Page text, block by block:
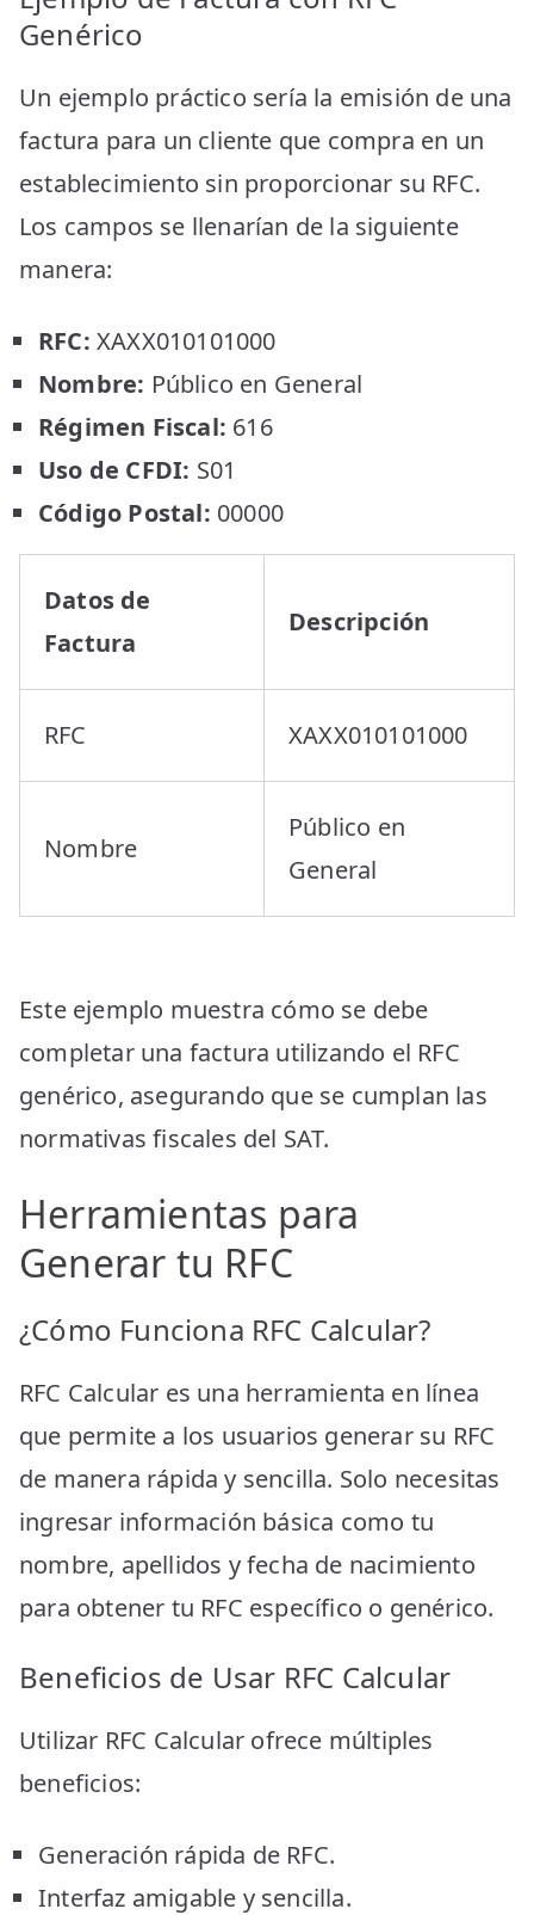
Genérico
Un ejemplo práctico sería la emisión de una
factura para un cliente que compra en un
establecimiento sin proporcionar su RFC.
Los campos se llenarían de la siguiente
manera:
RFC: XAXX010101000
Nombre: Público en General
Régimen Fiscal: 616
Uso de CFDI: S01
Código Postal: 00000
Datos de
Factura
Descripción
RFC XAXX010101000
Nombre
Público en
General
Este ejemplo muestra cómo se debe
completar una factura utilizando el RFC
genérico, asegurando que se cumplan las
normativas fiscales del SAT.
Herramientas para
Generar tu RFC
¿Cómo Funciona RFC Calcular?
RFC Calcular es una herramienta en línea
que permite a los usuarios generar su RFC
de manera rápida y sencilla. Solo necesitas
ingresar información básica como tu
nombre, apellidos y fecha de nacimiento
para obtener tu RFC específico o genérico.
Beneficios de Usar RFC Calcular
Utilizar RFC Calcular ofrece múltiples
beneficios:
Generación rápida de RFC.
Interfaz amigable y sencilla.